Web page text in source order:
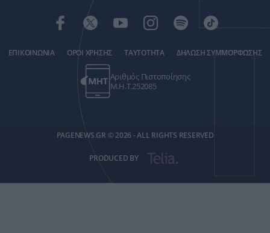
ΕΠΙΚΟΙΝΩΝΙΑ ΟΡΟΙ ΧΡΗΣΗΣ ΤΑΥΤΟΤΗΤΑ ΔΗΛΩΣΗ ΣΥΜΜΟΡΦΩΣΗΣ
Αριθμός Πιστοποίησης
Μ.Η.Τ.252085
PAGENEWS.GR © 2026 - ALL RIGHTS RESERVED
PRODUCED BY